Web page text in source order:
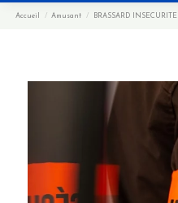
Accueil Amusant BRASSARD INSECURITE